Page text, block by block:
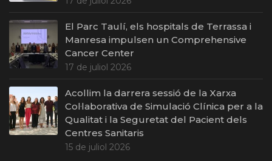
El Parc Taulí, els hospitals de Terrassa i
Manresa impulsen un Comprehensive
Cancer Center
17 de juliol 2026
Acollim la darrera sessió de la Xarxa
Col·laborativa de Simulació Clínica per a la
Qualitat i la Seguretat del Pacient dels
Centres Sanitaris
15 de juliol 2026